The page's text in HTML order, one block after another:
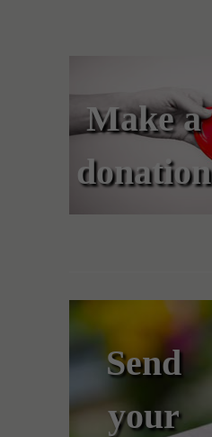
Make a
donation
Send
your